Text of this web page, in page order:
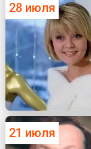
28 июля
21 июля